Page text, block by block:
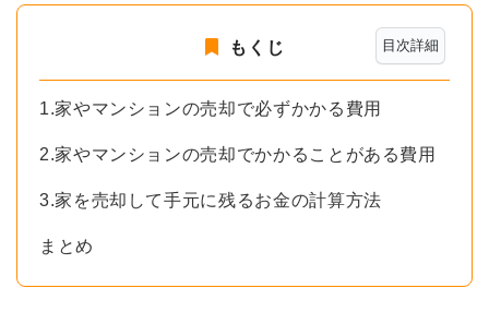
目次詳細
もくじ
1.家やマンションの売却で必ずかかる費用
2.家やマンションの売却でかかることがある費用
3.家を売却して手元に残るお金の計算方法
まとめ